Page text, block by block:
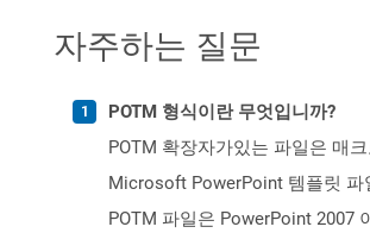
자주하는 질문
POTM 형식이란 무엇입니까?
POTM 확장자가있는 파일은 매
Microsoft PowerPoint 템플릿 파
POTM 파일은 PowerPoint 2007